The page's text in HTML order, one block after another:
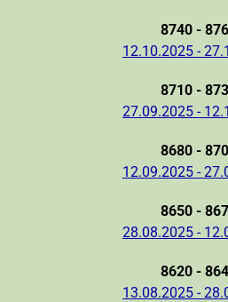
8740 -
12.10.2025 -
8710 -
27.09.2025 -
8680 -
12.09.2025 -
8650 -
28.08.2025 -
8620 -
13.08.2025 -